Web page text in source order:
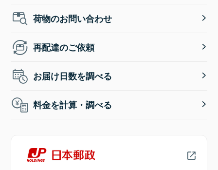
荷物のお問い合わせ
再配達のご依頼
お届け日数を調べる
料金を計算・調べる